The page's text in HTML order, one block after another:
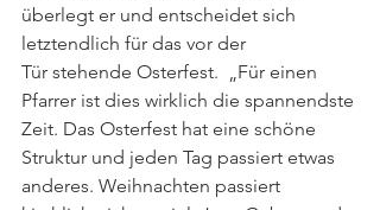
überlegt er und entscheidet sich
letztendlich für das vor der
Tür stehende Osterfest.  „Für einen
Pfarrer ist dies wirklich die spannendste
Zeit. Das Osterfest hat eine schöne
Struktur und jeden Tag passiert etwas
anderes. Weihnachten passiert